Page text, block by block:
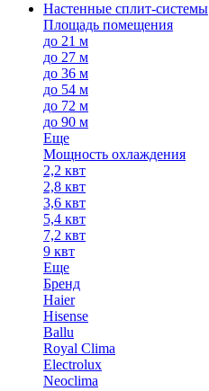
Настенные сплит-системы
Площадь помещения
до 21 м
до 27 м
до 36 м
до 54 м
до 72 м
до 90 м
Еще
Мощность охлаждения
2,2 квт
2,8 квт
3,6 квт
5,4 квт
7,2 квт
9 квт
Еще
Бренд
Haier
Hisense
Ballu
Royal Clima
Electrolux
Neoclima